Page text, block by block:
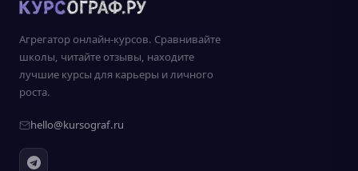
Агрегатор онлайн-курсов. Сравнивайте
школы, читайте отзывы, находите
лучшие курсы для карьеры и личного
роста.
hello@kursograf.ru